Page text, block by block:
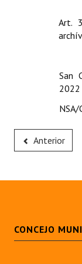
Art.
San
2022
NSA/
Anterior
CONCEJO